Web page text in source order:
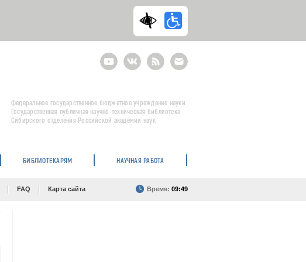
YoutubeВКонтактеRSS
E-
mail
подписка
Федеральное государственное бюджетное учреждение науки
Государственная публичная научно-техническая библиотека
Сибирского отделения Российской академии наук
БИБЛИОТЕКАРЯМ НАУЧНАЯ РАБОТА
FAQ Карта сайта Время: 09:49